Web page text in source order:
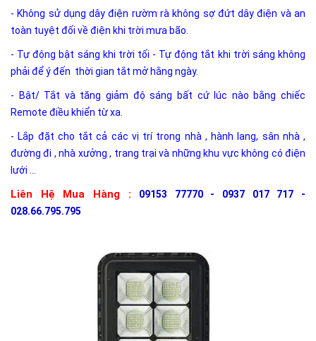
- Không sử dụng dây điện rườm rà không sợ đứt dây điện và an
toàn tuyệt đối về điện khi trời mưa bão.
- Tự động bật sáng khi trời tối - Tự động tắt khi trời sáng không
phải để ý đến thời gian tắt mở hằng ngày.
- Bật/ Tắt và tăng giảm độ sáng bất cứ lúc nào bằng chiếc
Remote điều khiển từ xa.
- Lắp đặt cho tắt cả các vị trí trong nhà , hành lang, sân nhà ,
đường đi , nhà xưởng , trang trại và những khu vực không có điện
lưới ...
Liên Hệ Mua Hàng :
09153 77770 - 0937 017 717 -
028.66.795.795